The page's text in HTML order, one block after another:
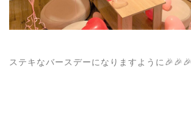
ステキなバースデーになりますように🎉🎉🎉